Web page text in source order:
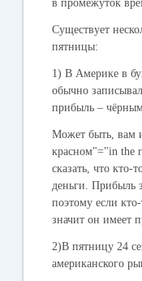
в промежуток
Существует
пятницы:
1) В Америке в
обычно
прибыль –
Может быть, вам
красном"="in the
сказать, что кто-
деньги. Прибыль
поэтому если
значит он имеет
2)В пятницу 24
американского